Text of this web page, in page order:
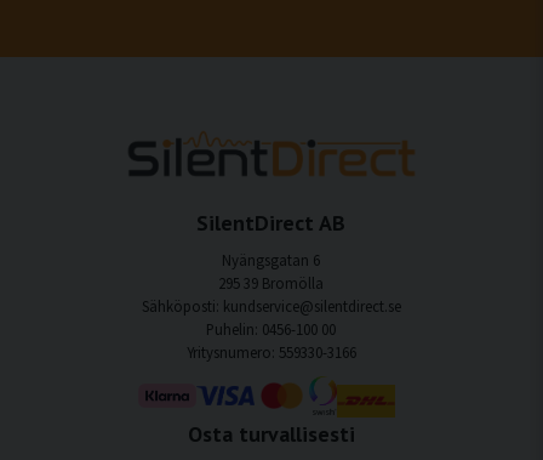
SilentDirect AB
Nyängsgatan 6
295 39 Bromölla
Sähköposti: kundservice@silentdirect.se
Puhelin: 0456-100 00
Yritysnumero: 559330-3166
Osta turvallisesti